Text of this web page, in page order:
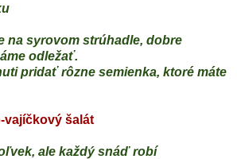
na syrovom strúhadle, dobre
odležať.
pridať rôzne semienka, ktoré máte
vajíčkový šalát
ale každý snáď robí